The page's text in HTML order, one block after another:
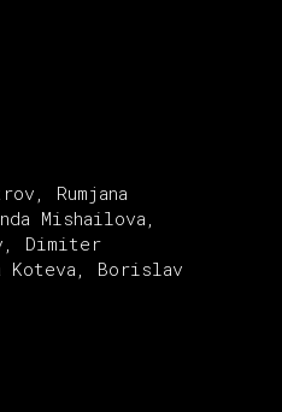
Rumjana
Mishailova,
Dimiter
Koteva, Borislav